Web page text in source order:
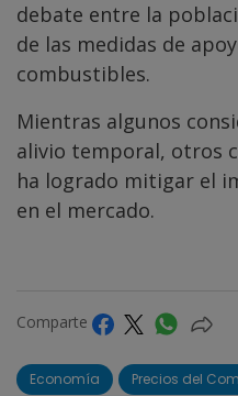
debate entre la
de las medidas de
combustibles.
Mientras algunos
alivio temporal, otros
ha logrado mitigar el
en el mercado.
Comparte
Economía Precios del